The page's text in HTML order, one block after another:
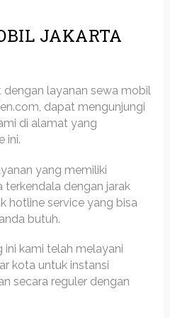
JAKARTA
dengan layanan sewa mobil
dapat mengunjungi
di alamat yang
ini.
yang memiliki
dengan jarak
hotline service yang bisa
butuh.
ini kami telah melayani
kota untuk instansi
secara reguler dengan